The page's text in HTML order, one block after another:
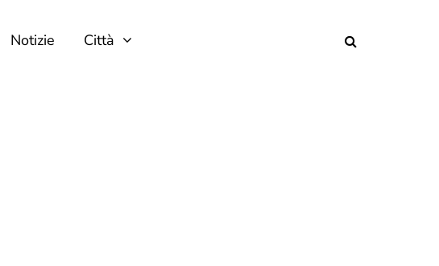
Notizie Città